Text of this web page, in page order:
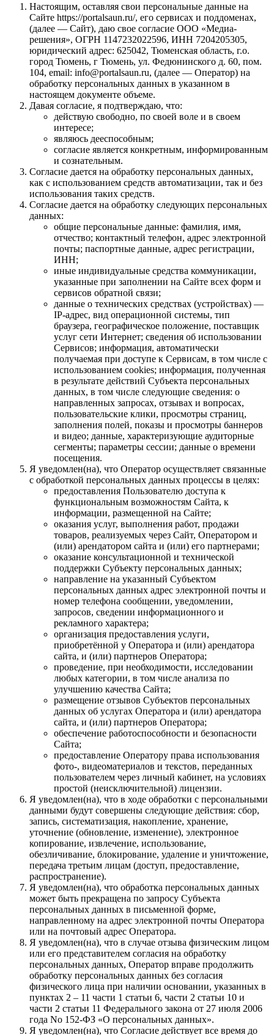
Настоящим, оставляя свои персональные данные на
Сайте https://portalsaun.ru/, его сервисах и поддоменах,
(далее — Сайт), даю свое согласие ООО «Медиа-
решения», ОГРН 1147232022596, ИНН 7204205305,
юридический адрес: 625042, Тюменская область, г.о.
город Тюмень, г Тюмень, ул. Федюнинского д. 60, пом.
104, email: info@portalsaun.ru, (далее — Оператор) на
обработку персональных данных в указанном в
настоящем документе объеме.
Давая согласие, я подтверждаю, что:
действую свободно, по своей воле и в своем
интересе;
являюсь дееспособным;
согласие является конкретным, информированным
и сознательным.
Согласие дается на обработку персональных данных,
как с использованием средств автоматизации, так и без
использования таких средств.
Согласие дается на обработку следующих персональных
данных:
общие персональные данные: фамилия, имя,
отчество; контактный телефон, адрес электронной
почты; паспортные данные, адрес регистрации,
ИНН;
иные индивидуальные средства коммуникации,
указанные при заполнении на Сайте всех форм и
сервисов обратной связи;
данные о технических средствах (устройствах) —
IP-адрес, вид операционной системы, тип
браузера, географическое положение, поставщик
услуг сети Интернет; сведения об использовании
Сервисов; информация, автоматически
получаемая при доступе к Сервисам, в том числе с
использованием cookies; информация, полученная
в результате действий Субъекта персональных
данных, в том числе следующие сведения: о
направленных запросах, отзывах и вопросах,
пользовательские клики, просмотры страниц,
заполнения полей, показы и просмотры баннеров
и видео; данные, характеризующие аудиторные
сегменты; параметры сессии; данные о времени
посещения.
Я уведомлен(на), что Оператор осуществляет связанные
с обработкой персональных данных процессы в целях:
предоставления Пользователю доступа к
функциональным возможностям Сайта, к
информации, размещенной на Сайте;
оказания услуг, выполнения работ, продажи
товаров, реализуемых через Сайт, Оператором и
(или) арендатором сайта и (или) его партнерами;
оказание консультационной и технической
поддержки Субъекту персональных данных;
направление на указанный Субъектом
персональных данных адрес электронной почты и
номер телефона сообщении, уведомлении,
запросов, сведении информационного и
рекламного характера;
организация предоставления услуги,
приобретённой у Оператора и (или) арендатора
сайта, и (или) партнеров Оператора;
проведение, при необходимости, исследовании
любых категории, в том числе анализа по
улучшению качества Сайта;
размещение отзывов Субъектов персональных
данных об услугах Оператора и (или) арендатора
сайта, и (или) партнеров Оператора;
обеспечение работоспособности и безопасности
Сайта;
предоставление Оператору права использования
фото-, видеоматериалов и текстов, переданных
пользователем через личный кабинет, на условиях
простой (неисключительной) лицензии.
Я уведомлен(на), что в ходе обработки с персональными
данными будут совершены следующие действия: сбор,
запись, систематизация, накопление, хранение,
уточнение (обновление, изменение), электронное
копирование, извлечение, использование,
обезличивание, блокирование, удаление и уничтожение,
передача третьим лицам (доступ, предоставление,
распространение).
Я уведомлен(на), что обработка персональных данных
может быть прекращена по запросу Субъекта
персональных данных в письменной форме,
направленному на адрес электронной почты Оператора
или на почтовый адрес Оператора.
Я уведомлен(на), что в случае отзыва физическим лицом
или его представителем согласия на обработку
персональных данных, Оператор вправе продолжить
обработку персональных данных без согласия
физического лица при наличии основании, указанных в
пунктах 2 – 11 части 1 статьи 6, части 2 статьи 10 и
части 2 статьи 11 Федерального закона от 27 июля 2006
года No 152-ФЗ «О персональных данных».
Я уведомлен(на), что Согласие действует все время до